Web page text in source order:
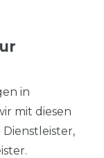
in
mit diesen